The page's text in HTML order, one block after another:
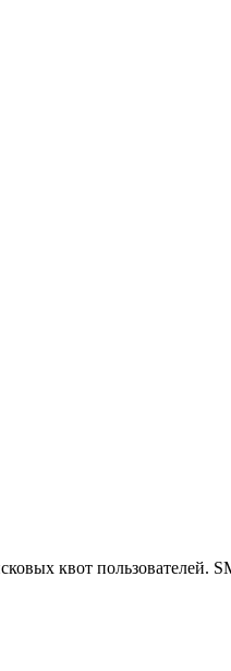
квот пользователей.